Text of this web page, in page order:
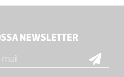
NEWSLETTER